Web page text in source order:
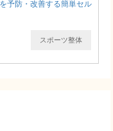
予防・改善する簡単セル
スポーツ整体